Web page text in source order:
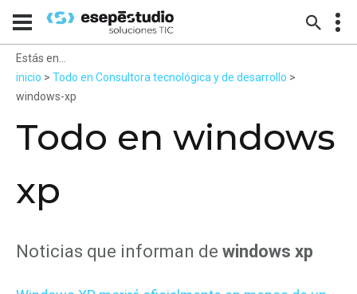
Estás en...
inicio > Todo en Consultora tecnológica y de desarrollo >
windows-xp
Todo en windows
xp
Noticias que informan de windows xp